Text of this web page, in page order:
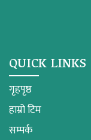
QUICK LINKS
गृहपृष्ठ
हाम्रो टिम
सम्पर्क